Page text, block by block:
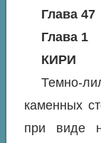
Глава 47
Глава 1
КИРИ
Темно-
каменных
при виде